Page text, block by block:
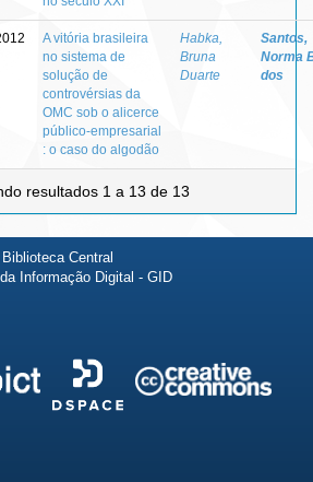
A vitória brasileira
no sistema de
solução de
controvérsias da
OMC sob o alicerce
público-empresarial
: o caso do algodão
Habka,
Bruna
Duarte
Santos,
Norma
dos
resultados 1 a 13 de 13
Central
Informação Digital - GID